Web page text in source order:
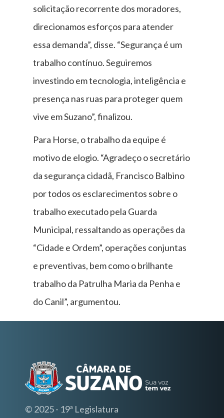
solicitação recorrente dos moradores,
direcionamos esforços para atender
essa demanda”, disse. “Segurança é um
trabalho contínuo. Seguiremos
investindo em tecnologia, inteligência e
presença nas ruas para proteger quem
vive em Suzano”, finalizou.
Para Horse, o trabalho da equipe é
motivo de elogio. “Agradeço o secretário
da segurança cidadã, Francisco Balbino
por todos os esclarecimentos sobre o
trabalho executado pela Guarda
Municipal, ressaltando as operações da
“Cidade e Ordem”, operações conjuntas
e preventivas, bem como o brilhante
trabalho da Patrulha Maria da Penha e
do Canil”, argumentou.
© 2025 - 19ª Legislatura